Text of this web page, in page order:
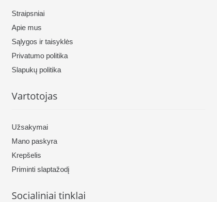
Straipsniai
Apie mus
Sąlygos ir taisyklės
Privatumo politika
Slapukų politika
Vartotojas
Užsakymai
Mano paskyra
Krepšelis
Priminti slaptažodį
Socialiniai tinklai